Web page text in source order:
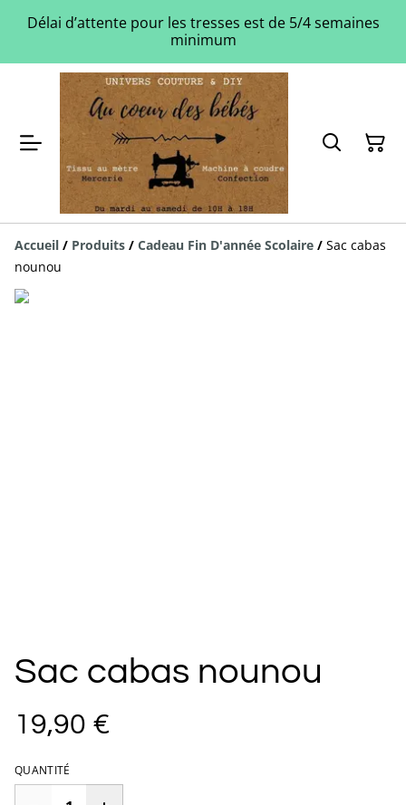
Délai d’attente pour les tresses est de 5/4 semaines
minimum
Accueil / Produits / Cadeau Fin D'année Scolaire / Sac cabas
nounou
Sac cabas nounou
19,90 €
QUANTITÉ